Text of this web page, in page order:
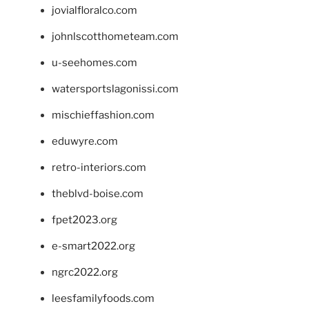
jovialfloralco.com
johnlscotthometeam.com
u-seehomes.com
watersportslagonissi.com
mischieffashion.com
eduwyre.com
retro-interiors.com
theblvd-boise.com
fpet2023.org
e-smart2022.org
ngrc2022.org
leesfamilyfoods.com